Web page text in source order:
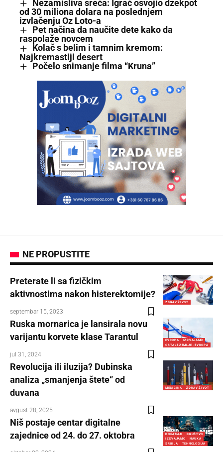
Nezamisliva sreća: Igrač osvojio džekpot
od 30 miliona dolara na poslednjem
izvlačenju Oz Loto-a
Pet načina da naučite dete kako da
raspolaže novcem
Kolač s belim i tamnim kremom:
Najkremastiji desert
Počelo snimanje filma “Kruna”
NE PROPUSTITE
ZDRAV ŽIVOT
Preterate li sa fizičkim
aktivnostima nakon histerektomije?
septembar 15, 2023
EVROPA
IZDVAJAMO
OSTALE ZEMLJE - EVROPA
Ruska mornarica je lansirala novu
varijantu korvete klase Tarantul
jul 31, 2024
MEDICINA ZDRAV ŽIVOT
Revolucija ili iluzija? Dubinska
analiza „smanjenja štete“ od
duvana
avgust 28, 2025
DOGAĐAJI
DRUŠTVO
IZDVAJAMO
NAUKA
SRBIJA
TEHNOLOGIJA
Niš postaje centar digitalne
zajednice od 24. do 27. oktobra